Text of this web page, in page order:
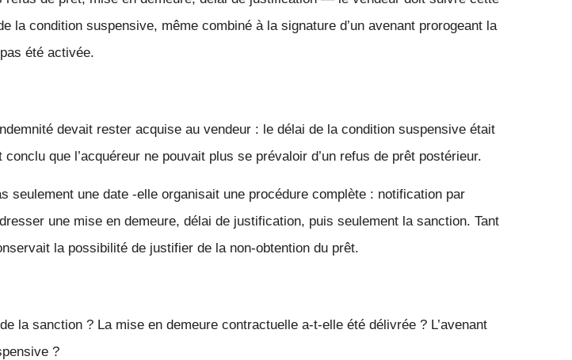
la condition suspensive, même combiné à la signature d’un avenant prorogeant la
été activée.
devait rester acquise au vendeur : le délai de la condition suspensive était
que l’acquéreur ne pouvait plus se prévaloir d’un refus de prêt postérieur.
une date -elle organisait une procédure complète : notification par
une mise en demeure, délai de justification, puis seulement la sanction. Tant
la possibilité de justifier de la non-obtention du prêt.
la sanction ? La mise en demeure contractuelle a-t-elle été délivrée ? L’avenant
?